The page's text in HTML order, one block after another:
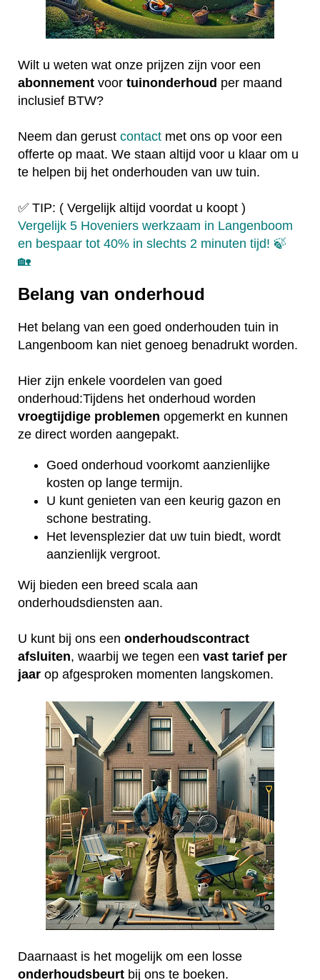
Wilt u weten wat onze prijzen zijn voor een
abonnement voor tuinonderhoud per maand
inclusief BTW?
Neem dan gerust contact met ons op voor een
offerte op maat. We staan altijd voor u klaar om u
te helpen bij het onderhouden van uw tuin.
✅ TIP: ( Vergelijk altijd voordat u koopt )
Vergelijk 5 Hoveniers werkzaam in Langenboom
en bespaar tot 40% in slechts 2 minuten tijd! 🍃
🏡
Belang van onderhoud
Het belang van een goed onderhouden tuin in
Langenboom kan niet genoeg benadrukt worden.
Hier zijn enkele voordelen van goed
onderhoud:Tijdens het onderhoud worden
vroegtijdige problemen opgemerkt en kunnen
ze direct worden aangepakt.
Goed onderhoud voorkomt aanzienlijke
kosten op lange termijn.
U kunt genieten van een keurig gazon en
schone bestrating.
Het levensplezier dat uw tuin biedt, wordt
aanzienlijk vergroot.
Wij bieden een breed scala aan
onderhoudsdiensten aan.
U kunt bij ons een onderhoudscontract
afsluiten, waarbij we tegen een vast tarief per
jaar op afgesproken momenten langskomen.
Daarnaast is het mogelijk om een losse
onderhoudsbeurt bij ons te boeken.